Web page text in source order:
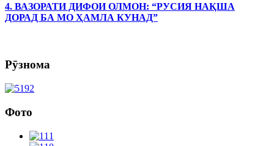
4. ВАЗОРАТИ ДИФОИ ОЛМОН: “РУСИЯ НАҚША
ДОРАД БА МО ҲАМЛА КУНАД”
Рӯзнома
Фото